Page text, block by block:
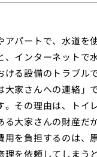
アパートで、水道を
、インターネットで
ける設備のトラブル
大家さんへの連絡
。その理由は、トイ
る大家さんの財産だ
用を負担するのは、
理を依頼してしまう